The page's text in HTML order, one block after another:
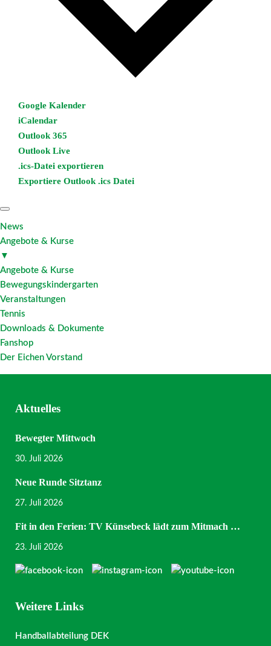
Google Kalender
iCalendar
Outlook 365
Outlook Live
.ics-Datei exportieren
Exportiere Outlook .ics Datei
News
Angebote & Kurse
▼
Angebote & Kurse
Bewegungskindergarten
Veranstaltungen
Tennis
Downloads & Dokumente
Fanshop
Der Eichen Vorstand
Aktuelles
Bewegter Mittwoch
30. Juli 2026
Neue Runde Sitztanz
27. Juli 2026
Fit in den Ferien: TV Künsebeck lädt zum Mitmach …
23. Juli 2026
Weitere Links
Handballabteilung DEK